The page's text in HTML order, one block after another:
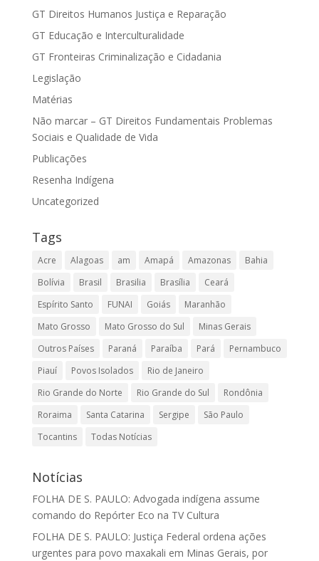
GT Direitos Humanos Justiça e Reparação
GT Educação e Interculturalidade
GT Fronteiras Criminalização e Cidadania
Legislação
Matérias
Não marcar – GT Direitos Fundamentais Problemas
Sociais e Qualidade de Vida
Publicações
Resenha Indígena
Uncategorized
Tags
Acre Alagoas am Amapá Amazonas
Bahia
Bolívia
Brasil Brasilia Brasília
Ceará
Espírito Santo
FUNAI Goiás
Maranhão
Mato Grosso
Mato Grosso do Sul
Minas Gerais
Outros Países
Paraná Paraíba Pará
Pernambuco
Piauí
Povos Isolados
Rio de Janeiro
Rio Grande do Norte
Rio Grande do Sul
Rondônia
Roraima
Santa Catarina Sergipe
São Paulo
Tocantins
Todas Notícias
Notícias
FOLHA DE S. PAULO: Advogada indígena assume
comando do Repórter Eco na TV Cultura
FOLHA DE S. PAULO: Justiça Federal ordena ações
urgentes para povo maxakali em Minas Gerais, por